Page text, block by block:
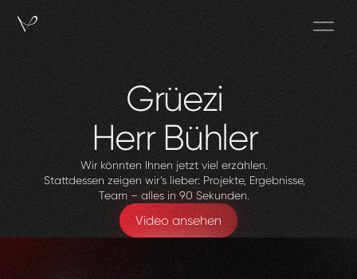
Grüezi
Herr Bühler
Wir könnten Ihnen jetzt viel erzählen.
Stattdessen zeigen wir’s lieber: Projekte, Ergebnisse,
Team – alles in 90 Sekunden.
Video ansehen